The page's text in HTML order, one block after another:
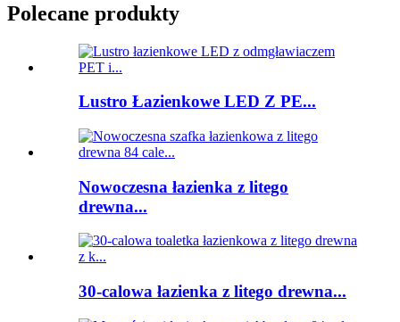
Polecane produkty
Lustro Łazienkowe LED Z PE...
Nowoczesna łazienka z litego
drewna...
30-calowa łazienka z litego drewna...